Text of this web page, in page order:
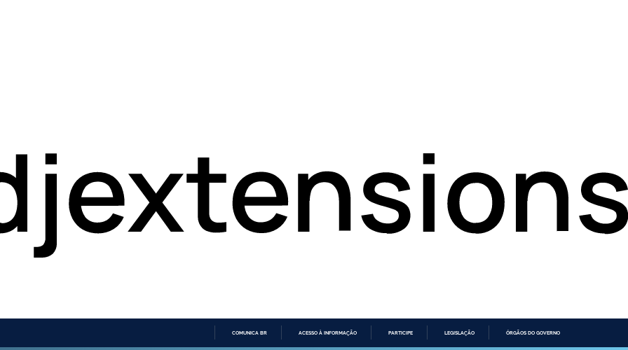
COMUNICA BR ACESSO À INFORMAÇÃO PARTICIPE LEGISLAÇÃO ÓRGÃOS DO GOVERNO